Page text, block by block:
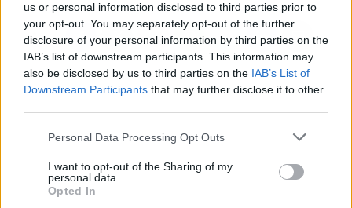
us or personal information disclosed to third parties prior to
your opt-out. You may separately opt-out of the further
disclosure of your personal information by third parties on the
IAB’s list of downstream participants. This information may
also be disclosed by us to third parties on the IAB’s List of
Downstream Participants that may further disclose it to other
Personal Data Processing Opt Outs
I want to opt-out of the Sharing of my
personal data.
Opted In